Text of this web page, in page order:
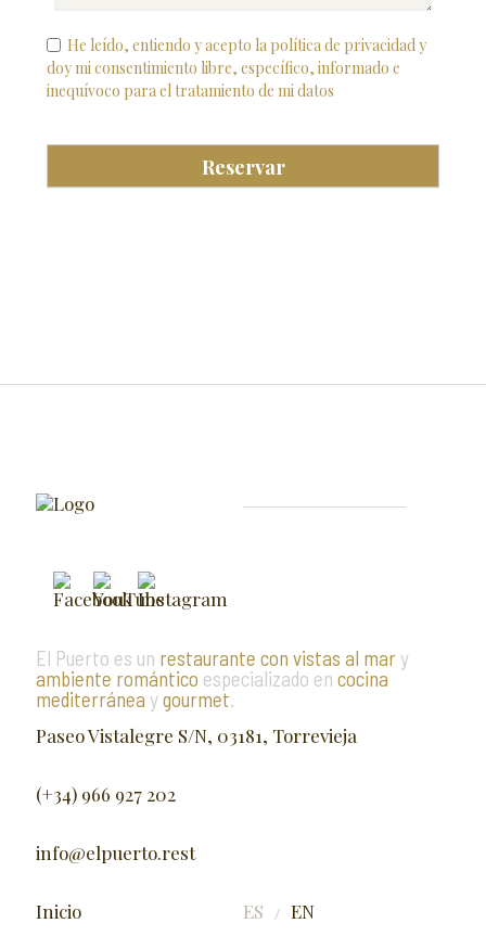
He leído, entiendo y acepto la política de privacidad y
doy mi consentimiento libre, específico, informado e
inequívoco para el tratamiento de mi datos
El Puerto es un restaurante con vistas al mar y
ambiente romántico especializado en cocina
mediterránea ygourmet.
Paseo Vistalegre S/N, 03181, Torrevieja
(+34) 966 927 202
info@elpuerto.rest
Inicio ES / EN